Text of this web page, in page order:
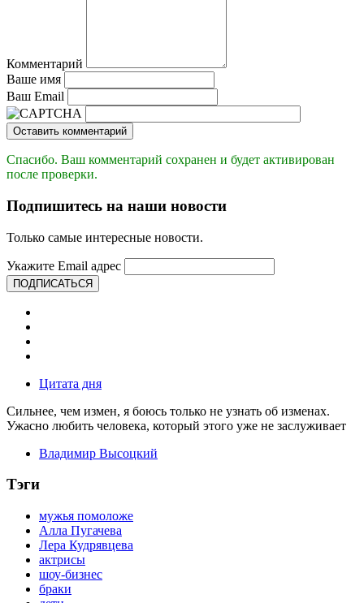
Комментарий
Ваше имя
Ваш Email
Оставить комментарий
Спасибо. Ваш комментарий сохранен и будет активирован
после проверки.
Подпишитесь на наши новости
Только самые интересные новости.
Укажите Email адрес
ПОДПИСАТЬСЯ
Цитата дня
Сильнее, чем измен, я боюсь только не узнать об изменах.
Ужасно любить человека, который этого уже не заслуживает
Владимир Высоцкий
Тэги
мужья помоложе
Алла Пугачева
Лера Кудрявцева
актрисы
шоу-бизнес
браки